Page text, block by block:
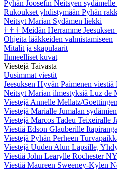
Pyhän Joosefin Neitsyen
Rukoukset yhdistymään Pyhän
Neitsyt Marian Sydämen liekki
† † † Meidän Herramme
Ohjeita lääkkeiden valmistamiseen
Mitalit ja skapulaarit
Ihmeelliset kuvat
Viestejä Taivasta
Uusimmat viestit
Jeesuksen Hyvän Paimenen
Neitsyt Marian ilmestyksiä Luz de
Viestejä Annelle Mellatz/
Viestejä Marialle Jumalan
Viestejä Marcos Tadeu Teixeiralle
Viestiä Edson Glauberille
Viestejä Pyhän Perheen
Viestejä Uuden Alun Lapsille,
Viestiä John Learylle Rochester
Viestiä Maureen Sweeney-Kylen